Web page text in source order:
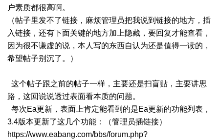
户素质都很高啊。
（帖子里发不了链接，麻烦管理员把我说到链接的地方，插
入链接，还有下面关键的地方加上隐藏，要回复才能查看，
因为很不谦虚的说，本人写的东西自认为还是值得一读的，
希望帖子别沉了。）
这个帖子跟之前的帖子一样，主要还是扫盲贴，主要讲思
路，这回说说透过表面看本质的问题。
每次Ea更新，表面上肯定能看到的是Ea更新的功能列表，
3.4版本更新了这几个功能：（管理员插链接）
https://www.eabang.com/bbs/forum.php?